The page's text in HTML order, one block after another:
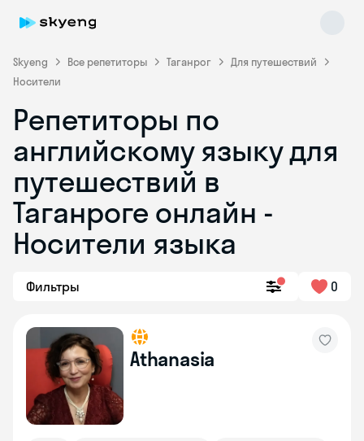
Skyeng Все репетиторы Таганрог
Для путешествий
Носители
Репетиторы по
английскому языку для
путешествий в
Таганроге онлайн -
Носители языка
Фильтры 0
Athanasia
Skyeng Chat